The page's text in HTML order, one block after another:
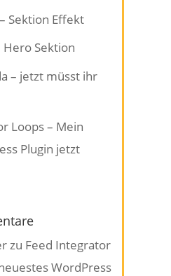
Sektion Effekt
Sektion
– jetzt müsst ihr
Loops – Mein
Plugin jetzt
zu Feed Integrator
WordPress